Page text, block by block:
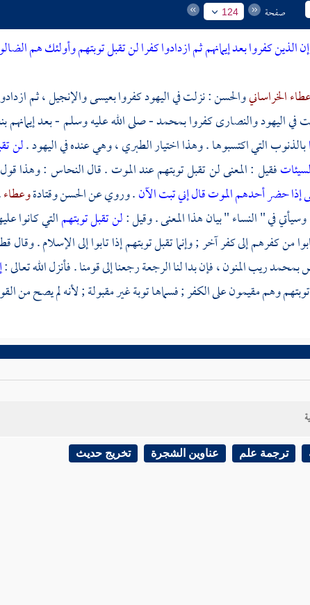
صفحة 124
إن الذين كفروا بعد إيمانهم ثم ازدادوا كفرا لن تقبل توبتهم وأولئك هم
الخراسانيوالحسن: نزلت فياليهودكفروابعيسىوالإنجيل ، ثم
فياليهودوالنصارىكفروابمحمد- صلى الله عليه وسلم - بعد إيمانهم
بالذنوب التي اكتسبوها . وهذا اختيارالطبري، وهي عنده فياليهود.لن
فقيل : المعنى لن تقبل توبتهم عند الموت . قالالنحاس: وهذا
إذا حضر أحدهم الموت قال إني تبت الآن. وروي عنالحسنوقتادةوعطاء
في " النساء " بيان هذا المعنى . وقيل :لن تقبل توبتهمالتي كانوا
من كفرهم إلى كفر آخر ; وإنما تقبل توبتهم إذا تابوا إلى الإسلام . وقال
بمحمدريب المنون ، فإن بدا لنا الرجعة رجعنا إلى قومنا . فأنزل الله تعالى :
وهم مقيمون على الكفر ; فسماها توبة غير مقبولة ; لأنه لم يصح من
ترجمة علم عناوين الشجرة تخريج حديث